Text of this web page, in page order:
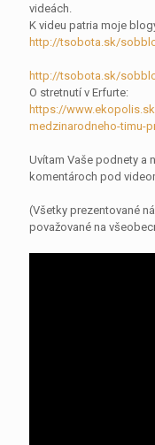
videách.
K videu patria moje
http://tsobota.sk/
http://tsobota.sk/
O stretnutí v Erfurte:
https://
medzinarodneho-timu-
Uvítam Vaše podnety a
komentároch pod
(Všetky prezentované
považované na